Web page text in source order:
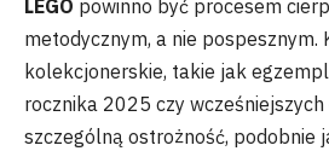
LEGO powinno być procesem
metodycznym, a nie pospesznym.
kolekcjonerskie, takie jak
rocznika 2025 czy
szczególną ostrożność, podobnie